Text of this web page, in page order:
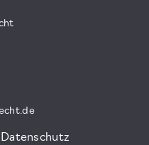
Datenschutz